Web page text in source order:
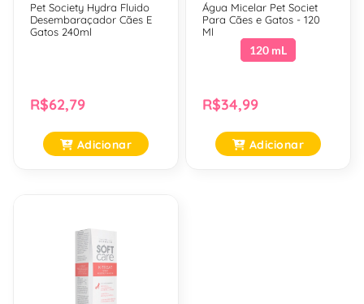
Pet Society Hydra Fluido
Desembaraçador Cães E
Gatos 240ml
R$62,79
Adicionar
Água Micelar Pet Societ
Para Cães e Gatos - 120
Ml
120 mL
R$34,99
Adicionar